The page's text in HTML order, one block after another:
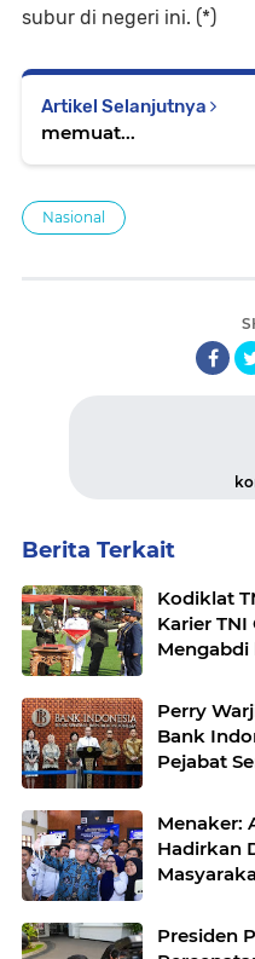
subur di negeri ini. (*)
Artikel Selanjutnya
memuat...
Nasional
Berita Terkait
Kodiklat
Karier TNI
Mengabdi
Perry
Bank
Pejabat
Menaker:
Hadirkan
Presiden